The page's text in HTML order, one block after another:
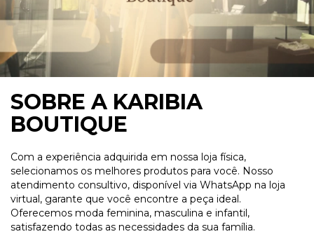
SOBRE A KARIBIA
BOUTIQUE
Com a experiência adquirida em nossa loja física,
selecionamos os melhores produtos para você. Nosso
atendimento consultivo, disponível via WhatsApp na loja
virtual, garante que você encontre a peça ideal.
Oferecemos moda feminina, masculina e infantil,
satisfazendo todas as necessidades da sua família.